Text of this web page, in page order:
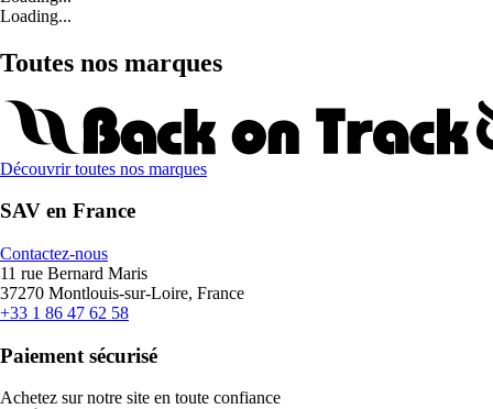
Loading...
Toutes nos marques
Découvrir toutes nos marques
SAV en France
Contactez-nous
11 rue Bernard Maris
37270 Montlouis-sur-Loire, France
+33 1 86 47 62 58
Paiement sécurisé
Achetez sur notre site en toute confiance